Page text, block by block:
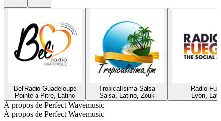
Bel'Radio Guadeloupe
Pointe-à-Pitre, Latino
Tropicalísima Salsa
Salsa, Latino, Zouk
Radio
Lyon,
À propos de Perfect Wavemusic
À propos de Perfect Wavemusic